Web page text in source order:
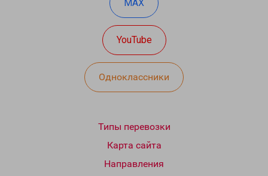
MAX
YouTube
Одноклассники
Типы перевозки
Карта сайта
Направления